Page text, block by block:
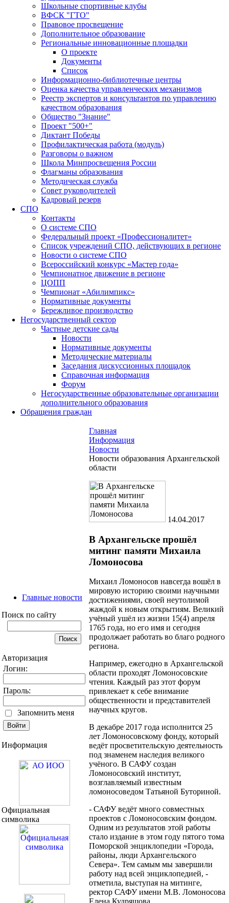
Школьные спортивные клубы
ВФСК "ГТО"
Правовое просвещение
Дополнительное образование
Региональные инновационные площадки
О проекте
Документы
Список
Информационно-библиотечные центры
Оценка качества управленческих механизмов
Реестр экспертов и консультантов по управлению
качеством образования
Общество "Знание"
Проект "500+"
Диктант Победы
Профилактическая работа (модуль)
Разговоры о важном
Школа Минпросвещения России
Флагманы образования
Методическая служба
Совет руководителей
Кадровый резерв
СПО
Контакты
О системе СПО
Федеральный проект «Профессионалитет»
Список учреждений СПО, действующих в регионе
Новости о системе СПО
Всероссийский конкурс «Мастер года»
Чемпионатное движение в регионе
ЦОПП
Чемпионат «Абилимпикс»
Нормативные документы
Бережливое производство
Негосударственный сектор
Частные детские сады
Новости
Нормативные документы
Методические материалы
Заседания дискуссионных площадок
Справочная информация
Форум
Негосударственные образовательные организации
дополнительного образования
Обращения граждан
Главные новости
Поиск по сайту
Авторизация
Логин:
Пароль:
Запомнить меня
Информация
Официальная
символика
Главная
Информация
Новости
Новости образования Архангельской
области
14.04.2017
В Архангельске прошёл
митинг памяти Михаила
Ломоносова
Михаил Ломоносов навсегда вошёл в
мировую историю своими научными
достижениями, своей неутолимой
жаждой к новым открытиям. Великий
учёный ушёл из жизни 15(4) апреля
1765 года, но его имя и сегодня
продолжает работать во благо родного
региона.
Например, ежегодно в Архангельской
области проходят Ломоносовские
чтения. Каждый раз этот форум
привлекает к себе внимание
общественности и представителей
научных кругов.
В декабре 2017 года исполнится 25
лет Ломоносовскому фонду, который
ведёт просветительскую деятельность
под знаменем наследия великого
учёного. В САФУ создан
Ломоносовский институт,
возглавляемый известным
ломоносоведом Татьяной Буториной.
- САФУ ведёт много совместных
проектов с Ломоносовским фондом.
Одним из результатов этой работы
стало издание в этом году пятого тома
Поморской энциклопедии «Города,
районы, люди Архангельского
Севера». Тем самым мы завершили
работу над всей энциклопедией, -
отметила, выступая на митинге,
ректор САФУ имени М.В. Ломоносова